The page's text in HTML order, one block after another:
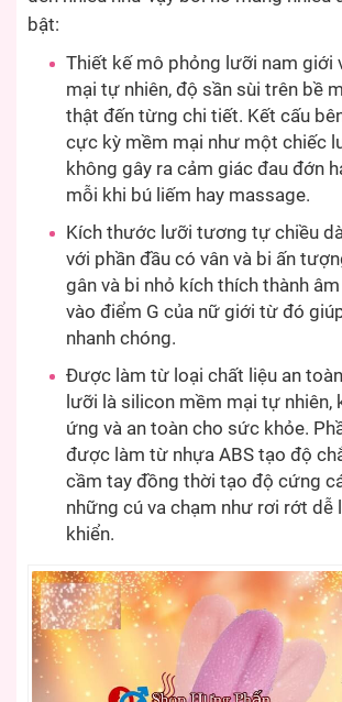
bật:
Thiết kế mô phỏng lưỡi nam giới
mại tự nhiên, độ sần sùi trên bề
thật đến từng chi tiết. Kết cấu
cực kỳ mềm mại như một chiếc
không gây ra cảm giác đau đớn
mỗi khi bú liếm hay massage.
Kích thước lưỡi tương tự chiều
với phần đầu có vân và bi ấn
gân và bi nhỏ kích thích thành
vào điểm G của nữ giới từ đó
nhanh chóng.
Được làm từ loại chất liệu an
lưỡi là silicon mềm mại tự nhiên,
ứng và an toàn cho sức khỏe.
được làm từ nhựa ABS tạo độ
cầm tay đồng thời tạo độ cứng
những cú va chạm như rơi rớt dễ
khiển.